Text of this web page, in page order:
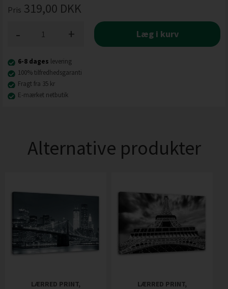
Pris 319,00 DKK
+
- Læg i kurv
6-8 dages levering
100% tilfredhedsgaranti
Fragt fra 35 kr
E-mærket netbutik
Alternative produkter
LÆRRED PRINT,
LÆRRED PRINT,